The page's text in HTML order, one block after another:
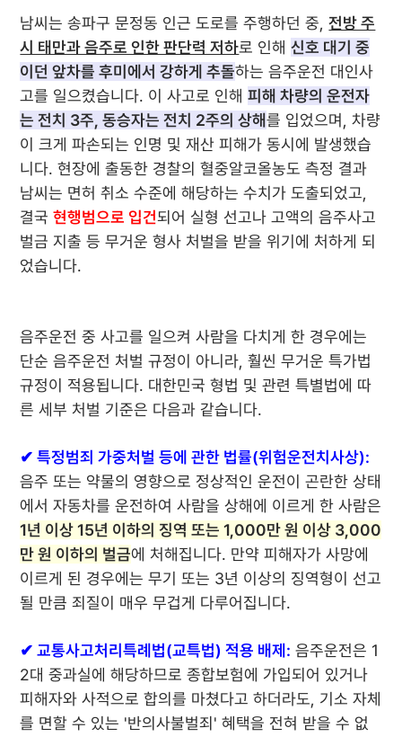
남씨는 송파구 문정동 인근 도로를 주행하던 중,전방 주
시 태만과 음주로 인한 판단력 저하로 인해신호 대기 중
이던 앞차를 후미에서 강하게 추돌하는 음주운전 대인사
고를 일으켰습니다. 이 사고로 인해피해 차량의 운전자
는 전치 3주, 동승자는 전치 2주의 상해를 입었으며, 차량
이 크게 파손되는 인명 및 재산 피해가 동시에 발생했습
니다. 현장에 출동한 경찰의 혈중알코올농도 측정 결과
남씨는 면허 취소 수준에 해당하는 수치가 도출되었고,
결국현행범으로 입건되어 실형 선고나 고액의 음주사고
벌금 지출 등 무거운 형사 처벌을 받을 위기에 처하게 되
었습니다.
음주운전 중 사고를 일으켜 사람을 다치게 한 경우에는
단순 음주운전 처벌 규정이 아니라, 훨씬 무거운 특가법
규정이 적용됩니다. 대한민국 형법 및 관련 특별법에 따
른 세부 처벌 기준은 다음과 같습니다.
✔ 특정범죄 가중처벌 등에 관한 법률(위험운전치사상):
음주 또는 약물의 영향으로 정상적인 운전이 곤란한 상태
에서 자동차를 운전하여 사람을 상해에 이르게 한 사람은
1년 이상 15년 이하의 징역 또는 1,000만 원 이상 3,000
만 원 이하의 벌금에 처해집니다. 만약 피해자가 사망에
이르게 된 경우에는 무기 또는 3년 이상의 징역형이 선고
될 만큼 죄질이 매우 무겁게 다루어집니다.
✔ 교통사고처리특례법(교특법) 적용 배제: 음주운전은 1
2대 중과실에 해당하므로 종합보험에 가입되어 있거나
피해자와 사적으로 합의를 마쳤다고 하더라도, 기소 자체
를 면할 수 있는 '반의사불벌죄' 혜택을 전혀 받을 수 없